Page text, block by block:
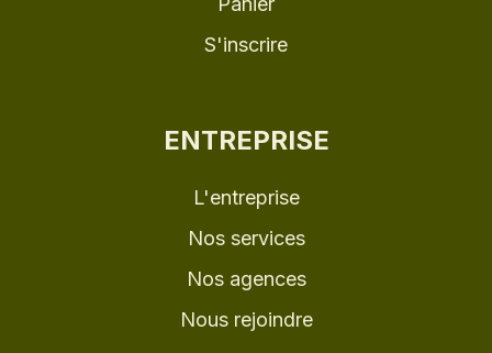
S'inscrire
ENTREPRISE
L'entreprise
Nos services
Nos agences
Nous rejoindre